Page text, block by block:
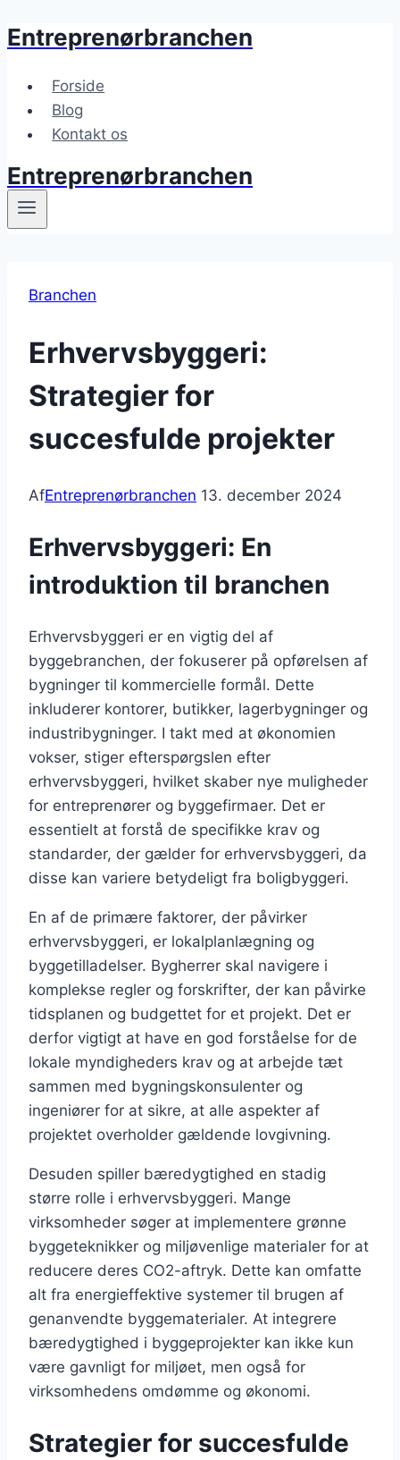
Fortsæt
indhold
Entreprenørbranchen
Forside
Blog
Kontakt os
Entreprenørbranchen
Branchen
Erhvervsbyggeri:
Strategier for
succesfulde projekter
AfEntreprenørbranchen 13. december 2024
Erhvervsbyggeri: En
introduktion til branchen
Erhvervsbyggeri er en vigtig del af
byggebranchen, der fokuserer på opførelsen af
bygninger til kommercielle formål. Dette
inkluderer kontorer, butikker, lagerbygninger og
industribygninger. I takt med at økonomien
vokser, stiger efterspørgslen efter
erhvervsbyggeri, hvilket skaber nye muligheder
for entreprenører og byggefirmaer. Det er
essentielt at forstå de specifikke krav og
standarder, der gælder for erhvervsbyggeri, da
disse kan variere betydeligt fra boligbyggeri.
En af de primære faktorer, der påvirker
erhvervsbyggeri, er lokalplanlægning og
byggetilladelser. Bygherrer skal navigere i
komplekse regler og forskrifter, der kan påvirke
tidsplanen og budgettet for et projekt. Det er
derfor vigtigt at have en god forståelse for de
lokale myndigheders krav og at arbejde tæt
sammen med bygningskonsulenter og
ingeniører for at sikre, at alle aspekter af
projektet overholder gældende lovgivning.
Desuden spiller bæredygtighed en stadig
større rolle i erhvervsbyggeri. Mange
virksomheder søger at implementere grønne
byggeteknikker og miljøvenlige materialer for at
reducere deres CO2-aftryk. Dette kan omfatte
alt fra energieffektive systemer til brugen af
genanvendte byggematerialer. At integrere
bæredygtighed i byggeprojekter kan ikke kun
være gavnligt for miljøet, men også for
virksomhedens omdømme og økonomi.
Strategier for succesfulde